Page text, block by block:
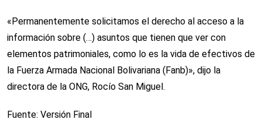
«Permanentemente solicitamos el derecho al acceso a la
información sobre (…) asuntos que tienen que ver con
elementos patrimoniales, como lo es la vida de efectivos de
la Fuerza Armada Nacional Bolivariana (Fanb)», dijo la
directora de la ONG, Rocío San Miguel.
Fuente: Versión Final